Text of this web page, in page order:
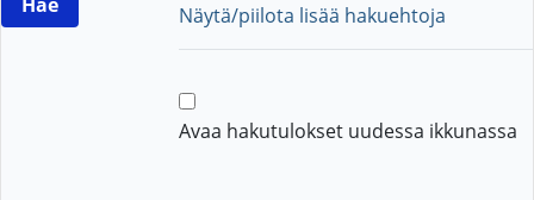
Näytä/piilota lisää hakuehtoja
Avaa hakutulokset uudessa ikkunassa